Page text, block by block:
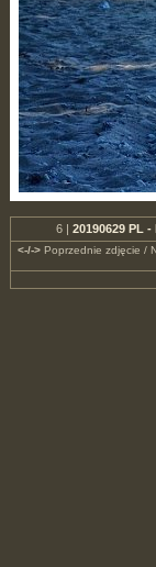
6 | 20190629 PL
<-/->Poprzednie zdjęcie /